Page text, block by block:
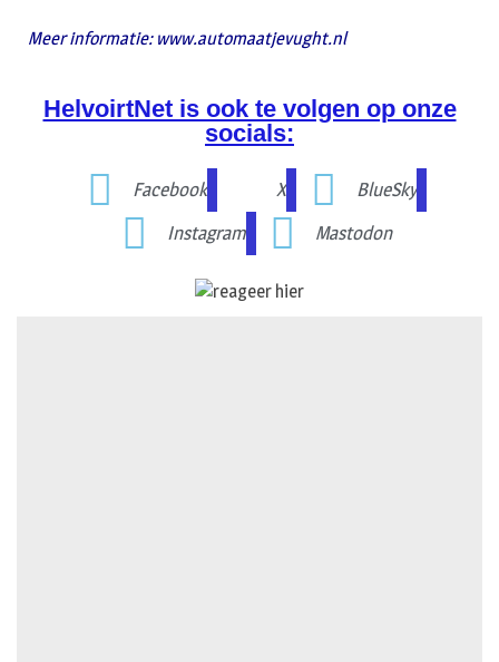
Meer informatie: www.automaatjevught.nl
HelvoirtNet is ook te volgen op onze
socials:
Facebook X
BlueSky
Instagram
Mastodon